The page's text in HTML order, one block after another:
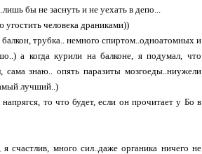
бы не заснуть и не уехать в депо...
человека драниками))
трубка.. немного спиртом..одноатомных и
а когда курили на балконе, я подумал, что
сама знаю.. опять паразиты мозгоеды..ниужели
лучший..)
то что будет, если он прочитает у Бо в
счастлив, много сил..даже органика ничего не